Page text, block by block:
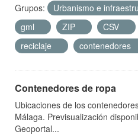
Grupos: Urbanismo e
gml
ZIP CSV
reciclaje
contenedores
Contenedores de ropa
Ubicaciones de los
Málaga. Previsualización
Geoportal...